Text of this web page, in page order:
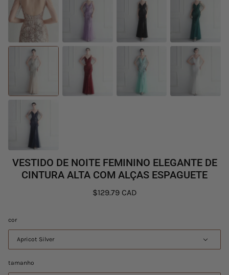
VESTIDO DE NOITE FEMININO ELEGANTE DE
CINTURA ALTA COM ALÇAS ESPAGUETE
$129.79 CAD
cor
Apricot Silver
tamanho